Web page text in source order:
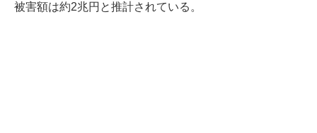
被害額は約2兆円と推計されている。